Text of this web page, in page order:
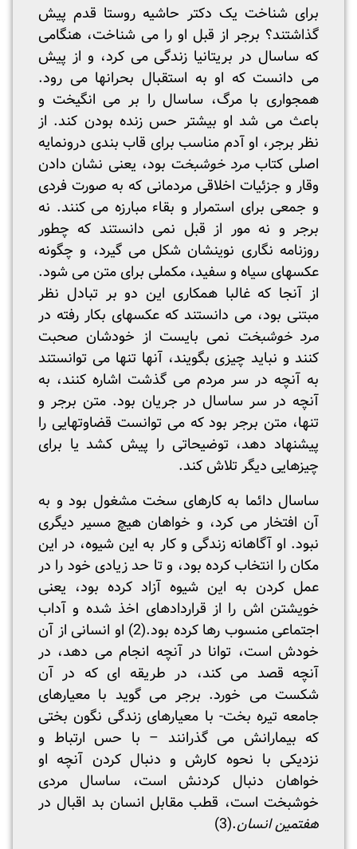
برای شناخت یک دکتر حاشیه روستا قدم پیش
گذاشتند؟ برجر از قبل او را می شناخت، هنگامی
که ساسال در بریتانیا زندگی می کرد، و از پیش
می دانست که او به استقبال بحرانها می رود.
همجواری با مرگ، ساسال را بر می انگیخت و
باعث می شد او بیشتر حس زنده بودن کند. از
نظر برجر، او آدم مناسب برای قاب بندی درونمایه
اصلی کتاب مرد خوشبخت بود، یعنی نشان دادن
وقار و جزئیات اخلاقی مردمانی که به صورت فردی
و جمعی برای استمرار و بقاء مبارزه می کنند. نه
برجر و نه مور از قبل نمی دانستند که چطور
روزنامه نگاری نوینشان شکل می گیرد، و چگونه
عکسهای سیاه و سفید، مکملی برای متن می شود.
از آنجا که غالبا همکاری این دو بر تبادل نظر
مبتنی بود، می دانستند که عکسهای بکار رفته در
مرد خوشبخت نمی بایست از خودشان صحبت
کنند و نباید چیزی بگویند، آنها تنها می توانستند
به آنچه در سر مردم می گذشت اشاره کنند، به
آنچه در سر ساسال در جریان بود. متن برجر و
تنها، متن برجر بود که می توانست قضاوتهایی را
پیشنهاد دهد، توضیحاتی را پیش کشد یا برای
چیزهایی دیگر تلاش کند.
ساسال دائما به کارهای سخت مشغول بود و به
آن افتخار می کرد، و خواهان هیچ مسیر دیگری
نبود. او آگاهانه زندگی و کار به این شیوه، در این
مکان را انتخاب کرده بود، و تا حد زیادی خود را در
عمل کردن به این شیوه آزاد کرده بود، یعنی
خویشتن اش را از قراردادهای اخذ شده و آداب
اجتماعی منسوب رها کرده بود.(2) او انسانی از آن
خودش است، توانا در آنچه انجام می دهد، در
آنچه قصد می کند، در طریقه ای که در آن
شکست می خورد. برجر می گوید با معیارهای
جامعه تیره بخت- با معیارهای زندگی نگون بختی
که بیمارانش می گذرانند – با حس ارتباط و
نزدیکی با نحوه کارش و دنبال کردن آنچه او
خواهان دنبال کردنش است، ساسال مردی
خوشبخت است، قطب مقابل انسان بد اقبال در
هفتمین انسان.(3)